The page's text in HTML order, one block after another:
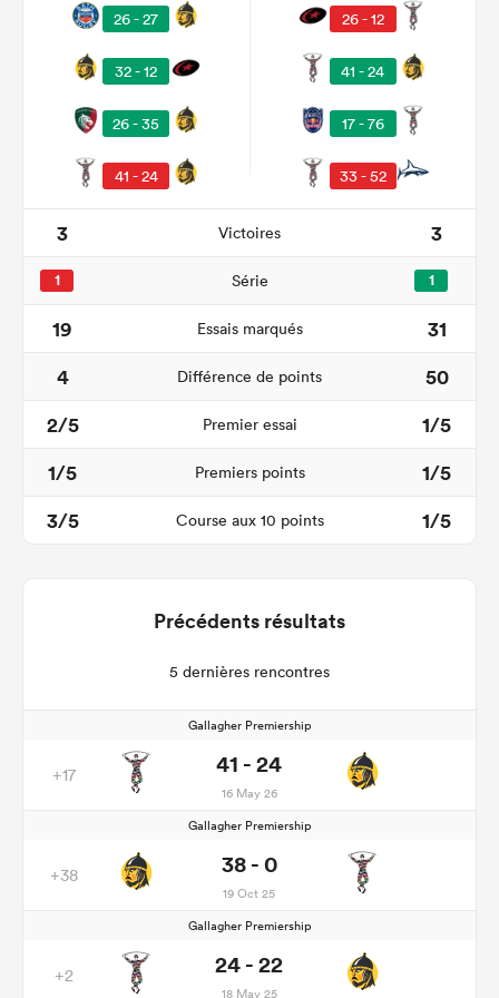
26 - 27
32 - 12
26 - 35
41 - 24
26 - 12
41 - 24
17 - 76
33 - 52
3 Victoires 3
1 Série 1
19 Essais marqués
31
4
Différence de points
50
2/5
Premier essai
1/5
1/5
Premiers points
1/5
3/5
Course aux 10 points 1/5
Précédents résultats
5 dernières rencontres
Gallagher Premiership
+17 41 - 24
16 May 26
Gallagher Premiership
+38 38 - 0
19 Oct 25
Gallagher Premiership
+2 24 - 22
18 May 25